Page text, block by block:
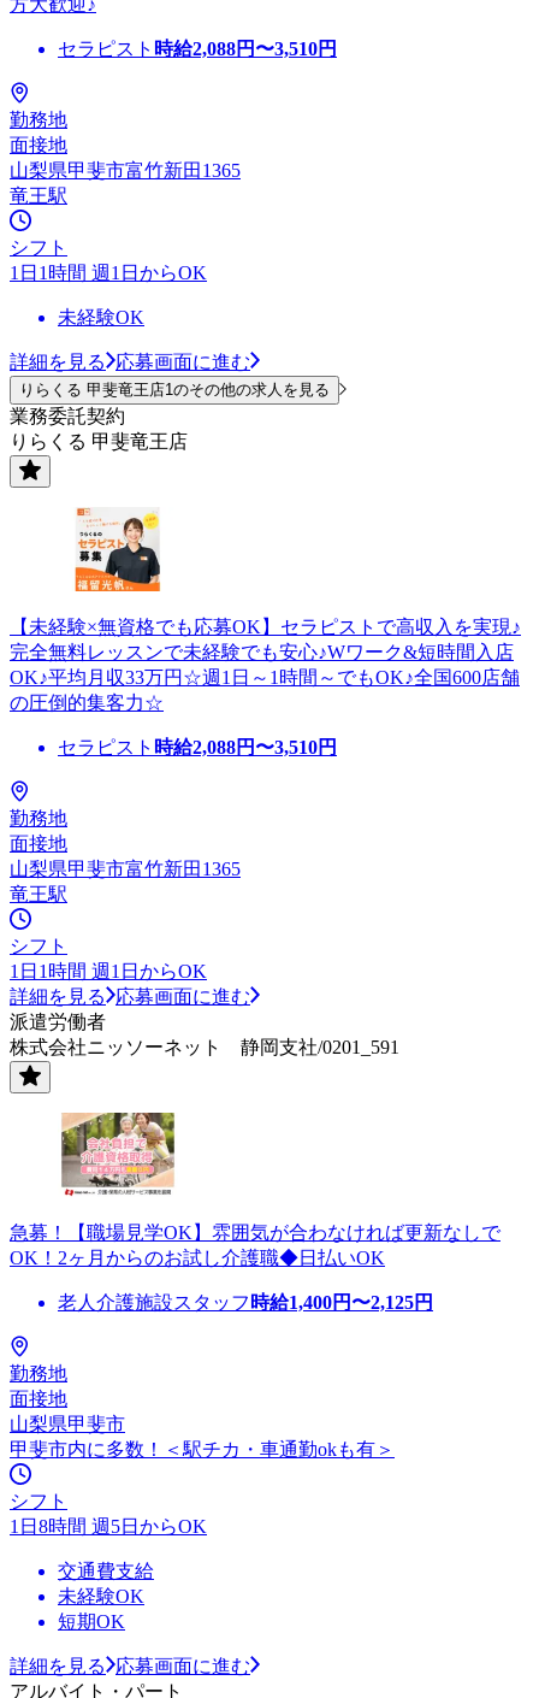
セラピスト 時給2,088円〜3,510円
勤務地
面接地
山梨県甲斐市富竹新田1365
竜王駅
シフト
1日1時間 週1日からOK
未経験OK
詳細を見る 応募画面に進む
りらくる 甲斐竜王店1のその他の求人を見る
業務委託契約
りらくる 甲斐竜王店
【未経験×無資格でも応募OK】セラピストで高収入を実現♪
完全無料レッスンで未経験でも安心♪Wワーク&短時間入店
OK♪平均月収33万円☆週1日～1時間～でもOK♪全国600店舗
の圧倒的集客力☆
セラピスト 時給2,088円〜3,510円
勤務地
面接地
山梨県甲斐市富竹新田1365
竜王駅
シフト
1日1時間 週1日からOK
詳細を見る
応募画面に進む
派遣労働者
株式会社ニッソーネット 静岡支社/0201_591
急募！【職場見学OK】雰囲気が合わなければ更新なしで
OK！2ヶ月からのお試し介護職◆日払いOK
老人介護施設スタッフ 時給1,400円〜2,125円
勤務地
面接地
山梨県甲斐市
甲斐市内に多数！＜駅チカ・車通勤okも有＞
シフト
1日8時間 週5日からOK
交通費支給
未経験OK
短期OK
詳細を見る
応募画面に進む
アルバイト・パート